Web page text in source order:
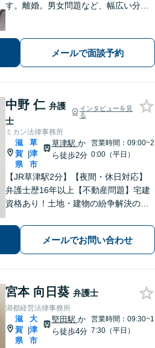
す。離婚。男女問題など、幅広い分野
メールで面談予約
中野 仁 弁護
士
インタビューを見
る
ミカン法律事務所
滋
賀
県
|
草
津
市
草津駅 か
ら徒歩2分
営業時間：09:00~2
0:00（平日）
【JR草津駅2分】【夜間・休日対応】
弁護士歴16年以上【不動産問題】宅建
資格あり！土地・建物の紛争解決の経
トラブル／住宅ローン絡みの財産分与
の解決【法人破産】会社破産に注力
【相続】相続問題に関する経験多数、
遺産分割
メールでお問い合わせ
宮本 向日葵 弁護士
湖都経営法律事務所
滋
賀
県
|
大
津
市
堅田駅 か
ら徒歩4分
営業時間：09:30~1
7:30（平日）